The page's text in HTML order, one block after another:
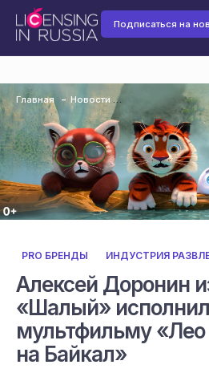
Подписаться на
Главная Новости
PRO БРЕНДЫ ИНДУСТРИЯ
Алексей Доронин
«Шалый»
мультфильму «Лео
на Байкал»